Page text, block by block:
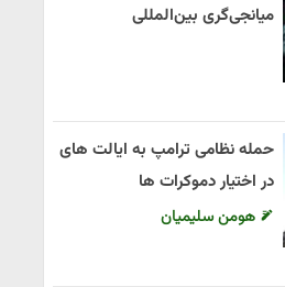
میانجی‌گری بین‌المللی
حمله نظامی ترامپ به ایالت های
در اختیار دموکرات ها
هومن سلیمیان